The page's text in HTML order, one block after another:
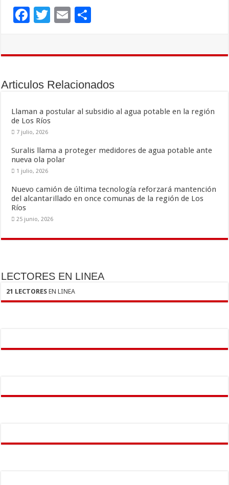
F
o
k
T
E
ar
r
Articulos Relacionados
Llaman a postular al subsidio al agua potable en la región
de Los Ríos
7 julio, 2026
Suralis llama a proteger medidores de agua potable ante
nueva ola polar
1 julio, 2026
Nuevo camión de última tecnología reforzará mantención
del alcantarillado en once comunas de la región de Los
Ríos
25 junio, 2026
LECTORES EN LINEA
21 LECTORES EN LINEA